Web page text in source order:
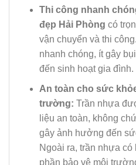
Thi công nhanh
đẹp Hải Phòng có
vận chuyển và thi
nhanh chóng, ít gây
đến sinh hoạt gia đình.
An toàn cho sức
trường: Trần nhựa
liệu an toàn, không
gây ảnh hưởng đến
Ngoài ra, trần nhựa
phần bảo vệ môi